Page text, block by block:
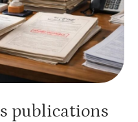
publications